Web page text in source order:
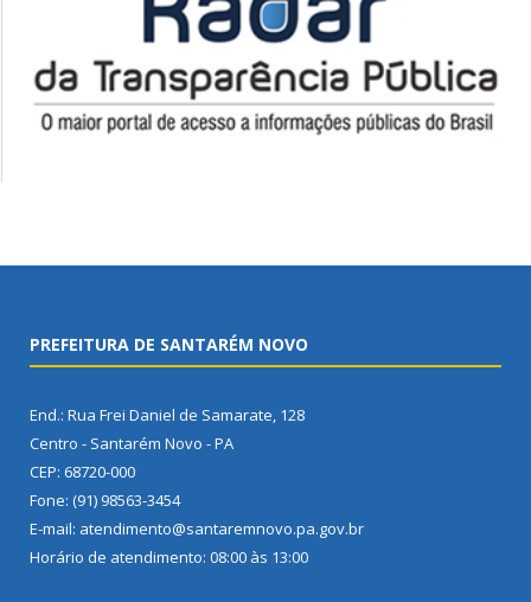
PREFEITURA DE SANTARÉM NOVO
End.: Rua Frei Daniel de Samarate, 128
Centro - Santarém Novo - PA
CEP: 68720-000
Fone: (91) 98563-3454
E-mail: atendimento@santaremnovo.pa.gov.br
Horário de atendimento: 08:00 às 13:00